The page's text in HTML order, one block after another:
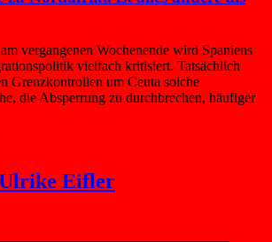
vergangenen Wochenende wird Spaniens
vielfach kritisiert. Tatsächlich
Grenzkontrollen um Ceuta solche
die Absperrung zu durchbrechen, häufiger
Eifler